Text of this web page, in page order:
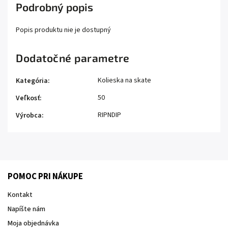
Podrobný popis
Popis produktu nie je dostupný
Dodatočné parametre
Kategória:
Kolieska na skate
Veľkosť:
50
Výrobca: RIPNDIP
POMOC PRI NÁKUPE
Kontakt
Napíšte nám
Moja objednávka